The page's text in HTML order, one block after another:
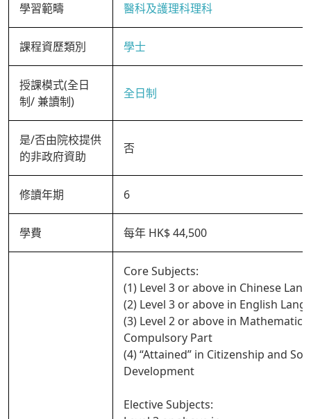
學習範疇 醫科及護理科理科
課程資歷類別 學士
授課模式(全日
制/ 兼讀制)
全日制
是/否由院校提供
的非政府資助
否
修讀年期 6
學費 每年 HK$ 44,500
Core Subjects:
(1) Level 3 or above in Chinese
(2) Level 3 or above in English
(3) Level 2 or above in Mathematics
Compulsory Part
(4) “Attained” in Citizenship and
Development
Elective Subjects: